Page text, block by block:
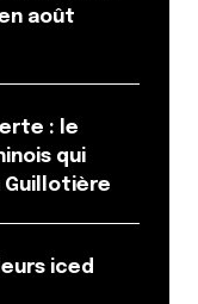
août
: le
qui
Guillotière
iced